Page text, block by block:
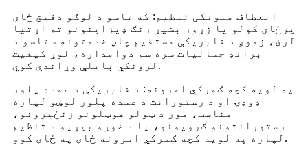
انعطاف منونکی تنظیم: که تاسو د لوګو دقیق ځای
پرځای کولو یا زړور بشپړ رنګ ډیزاینونو ته اړتیا
لرئ، زموږ د فابریکې مستقیم چاپ خدمتونه ستاسو د
برانډ جمالیات سره سم دوامداره، لوړ کیفیت
لرونکي پایلې وړاندې کوي.
په لویه کچه ګمرکي امرونه: د فابریکې د عمده پلور
ډوډۍ او د رستورانت د عمده پلور لوښو لپاره
مناسب، موږ د ټولو هوټلونو زنځیرونو،
رستورانتونو ګروپونو، یا د خوړو بیړیو د تنظیم
لپاره په لویه کچه ګمرکي امرونه ځای په ځای کوو.